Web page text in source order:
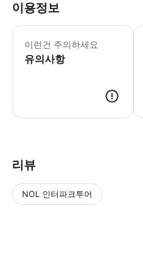
이용정보
이런건 주의하세요
유의사항
어
리뷰
NOL 인터파크투어